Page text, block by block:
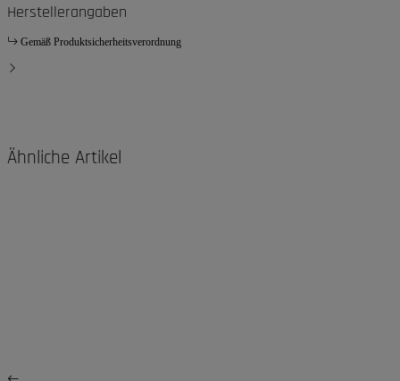
Herstellerangaben
Gemäß Produktsicherheitsverordnung
Ähnliche Artikel